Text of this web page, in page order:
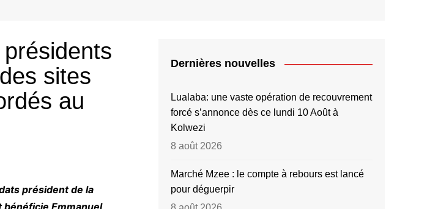
sites
au
président de la
Dernières nouvelles
Lualaba: une vaste opération de recouvrement
forcé s’annonce dès ce lundi 10 Août à
Kolwezi
8 août 2026
Marché Mzee : le compte à rebours est lancé
pour déguerpir